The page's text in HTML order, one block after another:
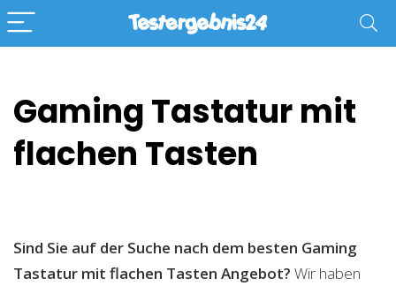
Gaming Tastatur mit
flachen Tasten
Sind Sie auf der Suche nach dem besten Gaming
Tastatur mit flachen Tasten Angebot? Wir haben